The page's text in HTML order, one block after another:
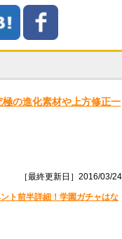
の進化素材や上方修正一
［最終更新日］2016/03/24
ト前半詳細！学園ガチャはな